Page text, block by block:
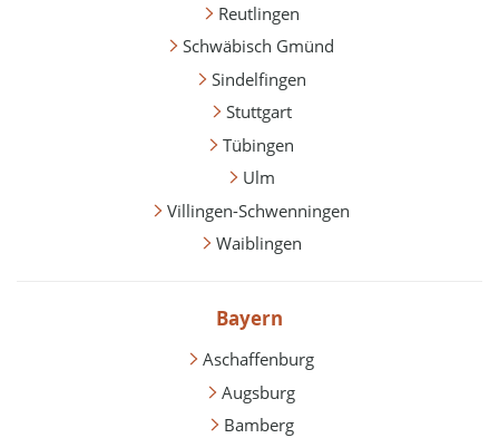
Reutlingen
Schwäbisch Gmünd
Sindelfingen
Stuttgart
Tübingen
Ulm
Villingen-Schwenningen
Waiblingen
Bayern
Aschaffenburg
Augsburg
Bamberg